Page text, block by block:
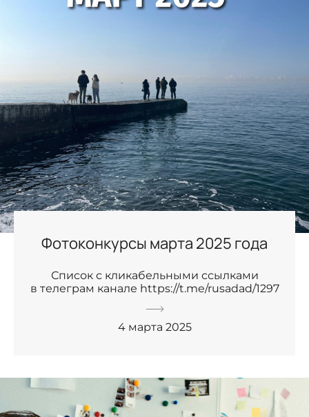
Фотоконкурсы марта 2025 года
Список с кликабельными ссылками
в телеграм канале https://t.me/rusadad/1297
4 марта 2025